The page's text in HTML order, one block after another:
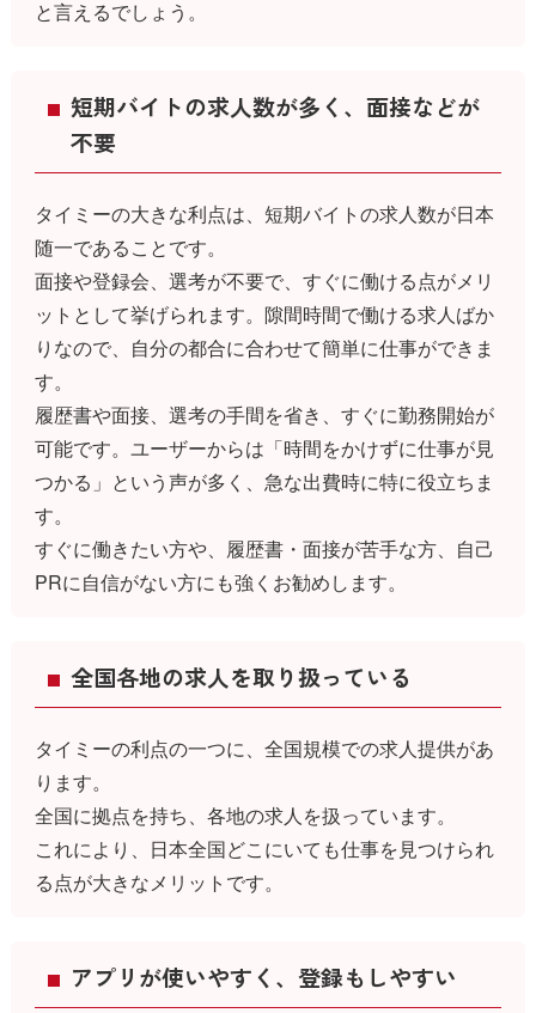
と言えるでしょう。
短期バイトの求人数が多く、面接などが
不要
タイミーの大きな利点は、短期バイトの求人数が日本
随一であることです。
面接や登録会、選考が不要で、すぐに働ける点がメリ
ットとして挙げられます。隙間時間で働ける求人ばか
りなので、自分の都合に合わせて簡単に仕事ができま
す。
履歴書や面接、選考の手間を省き、すぐに勤務開始が
可能です。ユーザーからは「時間をかけずに仕事が見
つかる」という声が多く、急な出費時に特に役立ちま
す。
すぐに働きたい方や、履歴書・面接が苦手な方、自己
PRに自信がない方にも強くお勧めします。
全国各地の求人を取り扱っている
タイミーの利点の一つに、全国規模での求人提供があ
ります。
全国に拠点を持ち、各地の求人を扱っています。
これにより、日本全国どこにいても仕事を見つけられ
る点が大きなメリットです。
アプリが使いやすく、登録もしやすい